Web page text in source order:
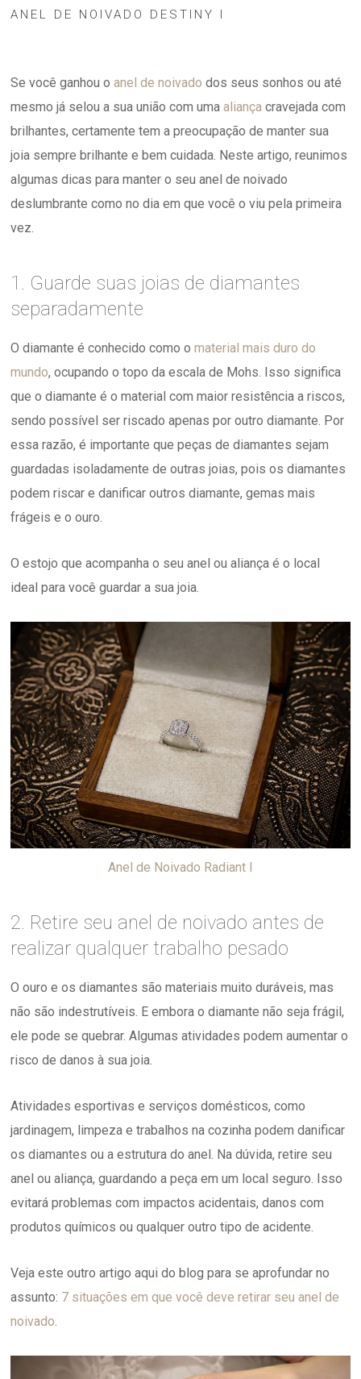
ANEL DE NOIVADO DESTINY I
Se você ganhou oanel de noivado dos seus sonhos ou até
mesmo já selou a sua união com umaaliança cravejada com
brilhantes, certamente tem a preocupação de manter sua
joia sempre brilhante e bem cuidada. Neste artigo, reunimos
algumas dicas para manter o seu anel de noivado
deslumbrante como no dia em que você o viu pela primeira
vez.
1. Guarde suas joias de diamantes
separadamente
O diamante é conhecido como omaterial mais duro do
mundo, ocupando o topo da escala de Mohs. Isso significa
que o diamante é o material com maior resistência a riscos,
sendo possível ser riscado apenas por outro diamante. Por
essa razão, é importante que peças de diamantes sejam
guardadas isoladamente de outras joias, pois os diamantes
podem riscar e danificar outros diamante, gemas mais
frágeis e o ouro.
O estojo que acompanha o seu anel ou aliança é o local
ideal para você guardar a sua joia.
Anel de Noivado Radiant I
2. Retire seu anel de noivado antes de
realizar qualquer trabalho pesado
O ouro e os diamantes são materiais muito duráveis, mas
não são indestrutíveis. E embora o diamante não seja frágil,
ele pode se quebrar. Algumas atividades podem aumentar o
risco de danos à sua joia.
Atividades esportivas e serviços domésticos, como
jardinagem, limpeza e trabalhos na cozinha podem danificar
os diamantes ou a estrutura do anel. Na dúvida, retire seu
anel ou aliança, guardando a peça em um local seguro. Isso
evitará problemas com impactos acidentais, danos com
produtos químicos ou qualquer outro tipo de acidente.
Veja este outro artigo aqui do blog para se aprofundar no
assunto: 7 situações em que você deve retirar seu anel de
noivado.